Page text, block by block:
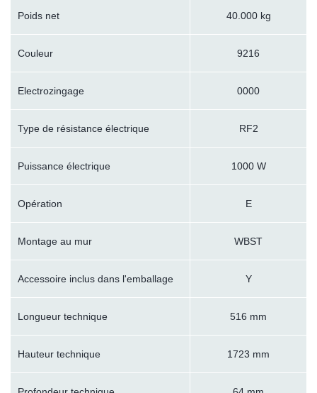
Poids net 40.000 kg
Couleur 9216
Electrozingage 0000
Type de résistance électrique RF2
Puissance électrique 1000 W
Opération E
Montage au mur WBST
Accessoire inclus dans l'emballage Y
Longueur technique 516 mm
Hauteur technique 1723 mm